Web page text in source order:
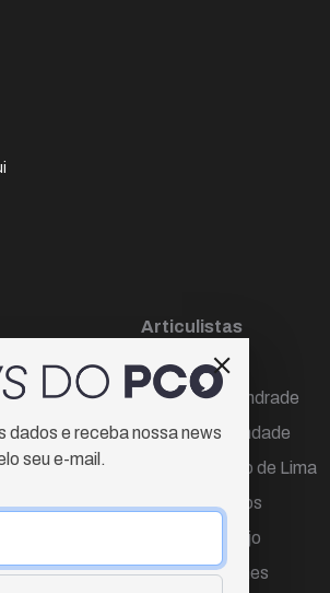
Articulistas
Décio Freire
Dr Marcos Andrade
Hamilton Trindade
Igor Carvalho de Lima
Mario Campos
Renata Araújo
Wagner Gomes
dados e receba nossa news
seu e-mail.